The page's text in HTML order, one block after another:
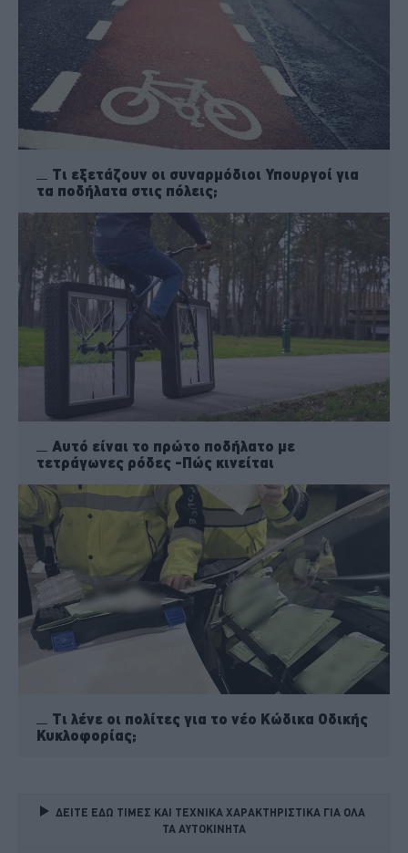
Τι εξετάζουν οι συναρμόδιοι Υπουργοί για
τα ποδήλατα στις πόλεις;
Αυτό είναι το πρώτο ποδήλατο με
τετράγωνες ρόδες -Πώς κινείται
Τι λένε οι πολίτες για το νέο Κώδικα Οδικής
Κυκλοφορίας;
ΔΕΙΤΕ ΕΔΩ ΤΙΜΕΣ ΚΑΙ ΤΕΧΝΙΚΑ ΧΑΡΑΚΤΗΡΙΣΤΙΚΑ ΓΙΑ ΟΛΑ
ΤΑ ΑΥΤΟΚΙΝΗΤΑ